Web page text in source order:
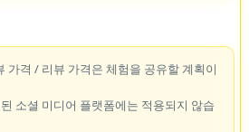
가격 / 리뷰 가격은 체험을 공유할 계획이
소셜 미디어 플랫폼에는 적용되지 않습